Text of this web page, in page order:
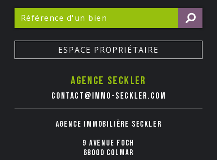
ESPACE PROPRIÉTAIRE
Agence seckler
contact@immo-seckler.com
Agence immobilière Seckler
9 avenue Foch
68000 COLMAR